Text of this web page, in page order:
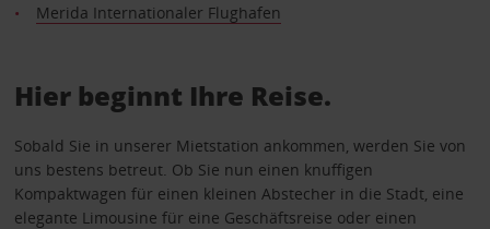
Merida Internationaler Flughafen
Hier beginnt Ihre Reise.
Sobald Sie in unserer Mietstation ankommen, werden Sie von
uns bestens betreut. Ob Sie nun einen knuffigen
Kompaktwagen für einen kleinen Abstecher in die Stadt, eine
elegante Limousine für eine Geschäftsreise oder einen